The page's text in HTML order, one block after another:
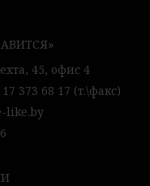
45, офис 4
373 68 17 (т.\факс)
like.by